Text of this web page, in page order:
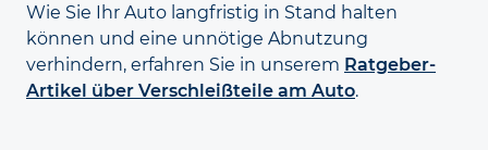
Wie Sie Ihr Auto langfristig in Stand halten
können und eine unnötige Abnutzung
verhindern, erfahren Sie in unserem Ratgeber-
Artikel über Verschleißteile am Auto.